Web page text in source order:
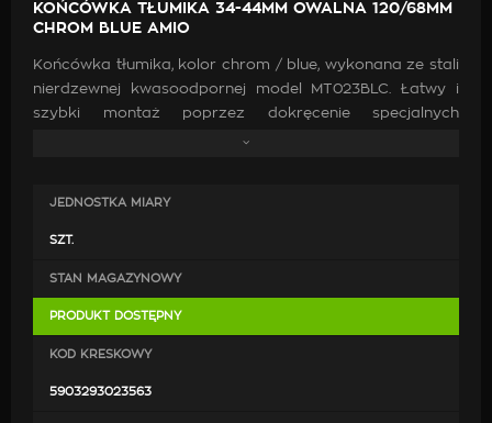
KOŃCÓWKA TŁUMIKA 34-44MM OWALNA 120/68MM
CHROM BLUE AMIO
Końcówka tłumika, kolor chrom / blue, wykonana ze stali
nierdzewnej kwasoodpornej model MT023BLC. Łatwy i
szybki montaż poprzez dokręcenie specjalnych
zacisków (po przejechaniu 500-1000km prosimy o
Średnica montażowa: 34 - 44 mm
JEDNOSTKA MIARY
SZT.
STAN MAGAZYNOWY
PRODUKT DOSTĘPNY
KOD KRESKOWY
5903293023563